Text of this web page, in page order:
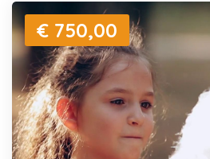
€ 750,00